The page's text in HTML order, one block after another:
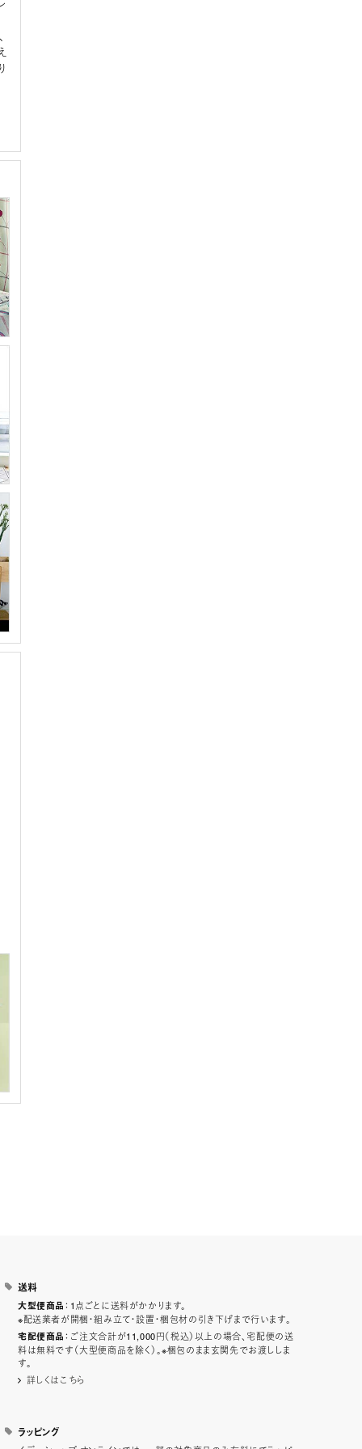
送料
大型便商品 ：1点ごとに送料がかかります。
※配送業者が開梱・組み立て・設置・梱包材の引き下げまで行います。
宅配便商品 ：ご注文合計が11,000円（税込）以上の場合、宅配便の送
料は無料です（大型便商品を除く）。※梱包のまま玄関先でお渡ししま
す。
詳しくはこちら
ラッピング